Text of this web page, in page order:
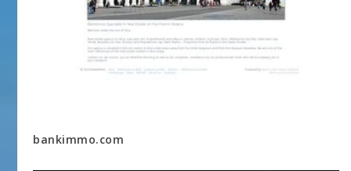
bankimmo.com